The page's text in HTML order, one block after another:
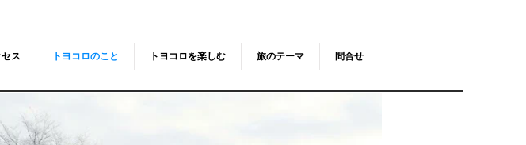
ス トヨコロのこと トヨコロを楽しむ 旅のテーマ 問合せ